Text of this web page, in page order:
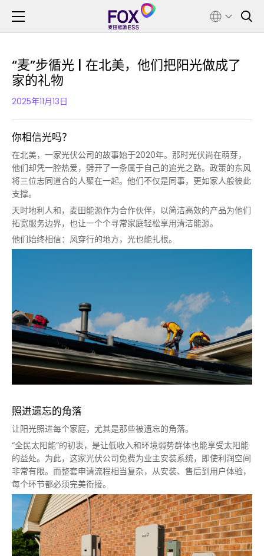
“麦”步循光 | 在北美，他们把阳光做成了
家的礼物
2025年11月13日
你相信光吗？
在北美，一家光伏公司的故事始于2020年。那时光伏尚在萌芽，
他们却凭一腔热爱，劈开了一条属于自己的追光之路。政策的东风
将三位志同道合的人聚在一起。他们不仅是同事，更如家人般彼此
支撑。
天时地利人和，麦田能源作为合作伙伴，以简洁高效的产品为他们
拓宽服务边界，也让一个个寻常家庭轻松享用清洁能源。
他们始终相信：风穿行的地方，光也能扎根。
照进遗忘的角落
让阳光照进每个家庭，尤其是那些被遗忘的角落。
“全民太阳能”的初衷，是让低收入和环境弱势群体也能享受太阳能
的益处。为此，这家光伏公司免费为业主安装系统，即使利润空间
非常有限。而整套申请流程相当复杂，从安装、售后到用户体验，
每个环节都必须完美衔接。